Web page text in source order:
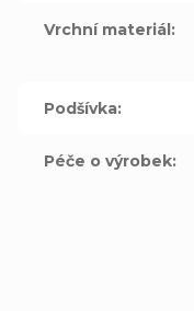
Vrchní materiál:
Podšívka:
Péče o výrobek: